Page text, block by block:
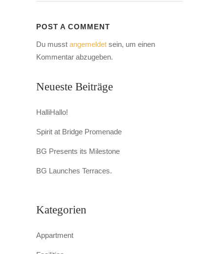
POST A COMMENT
Du musst angemeldet sein, um einen
Kommentar abzugeben.
Neueste Beiträge
HalliHallo!
Spirit at Bridge Promenade
BG Presents its Milestone
BG Launches Terraces.
Kategorien
Appartment